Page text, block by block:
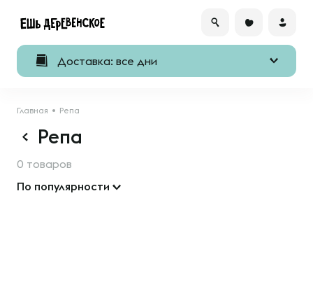
Доставка: все дни
Главная Репа
Репа
0 товаров
По популярности